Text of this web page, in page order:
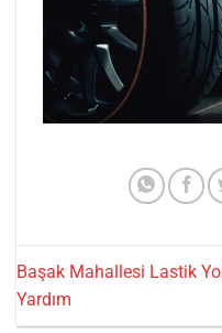
Başak Mahallesi Lastik Yol
Yardım